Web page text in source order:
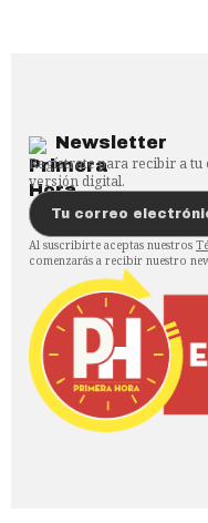
Newsletter
Regístrate para recibir a
versión digital.
Al suscribirte aceptas nuestros
comenzarás a recibir nuestro